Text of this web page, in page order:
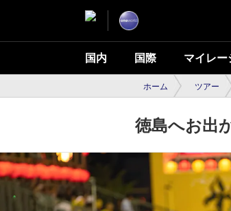
国内 国際 マイレ
ホーム ツアー
徳島へお出